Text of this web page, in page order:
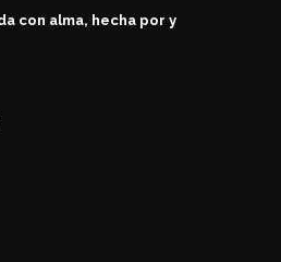
con alma, hecha por y